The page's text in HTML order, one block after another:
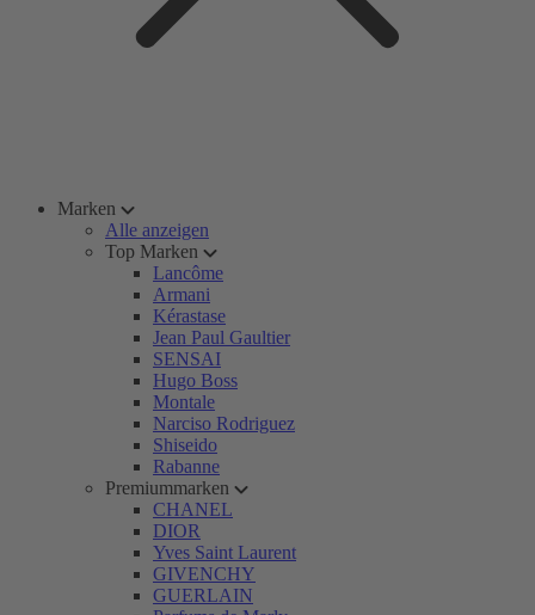
Marken
Alle anzeigen
Top Marken
Lancôme
Armani
Kérastase
Jean Paul Gaultier
SENSAI
Hugo Boss
Montale
Narciso Rodriguez
Shiseido
Rabanne
Premiummarken
CHANEL
DIOR
Yves Saint Laurent
GIVENCHY
GUERLAIN